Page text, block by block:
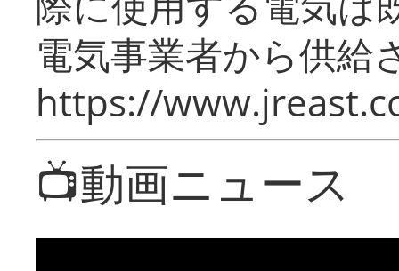
電気事業者から供給
https://
📺動画ニュース